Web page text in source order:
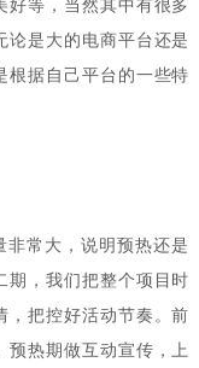
好等，当然其中有很多
论是大的电商平台还是
根据自己平台的一些特
常大，说明预热还是
期，我们把整个项目时
，把控好活动节奏。前
热期做互动宣传，上